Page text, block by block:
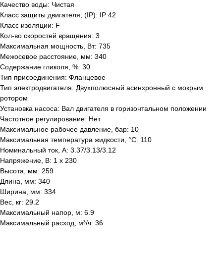
Качество воды: Чистая
Класс защиты двигателя, (IP): IP 42
Класс изоляции: F
Кол-во скоростей вращения: 3
Максимальная мощность, Вт: 735
Межосевое расстояние, мм: 340
Содержание гликоля, %: 30
Тип присоединения: Фланцевое
Тип электродвигателя: Двухполюсный асинхронный с мокрым
ротором
Установка насоса: Вал двигателя в горизонтальном положении
Частотное регулирование: Нет
Максимальное рабочее давление, бар: 10
Максимальная температура жидкости, °С: 110
Номинальный ток, А: 3.37/3.13/3.12
Напряжение, В: 1 x 230
Высота, мм: 259
Длина, мм: 340
Ширина, мм: 334
Вес, кг: 29.2
Максимальный напор, м: 6.9
Максимальный расход, м³/ч: 36